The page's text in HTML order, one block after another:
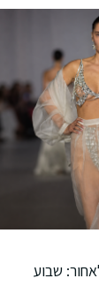
שבוע